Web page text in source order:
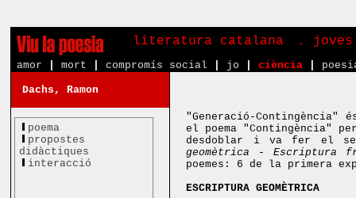
literatura catalana .
amor mort compromís social jo ciència
Dachs, Ramon
poema
propostes
didàctiques
interacció
"Generació-
el poema "Contingència"
desdoblar i va fer el
geomètrica - Escriptura
poemes: 6 de la primera
ESCRIPTURA GEOMÈTRICA